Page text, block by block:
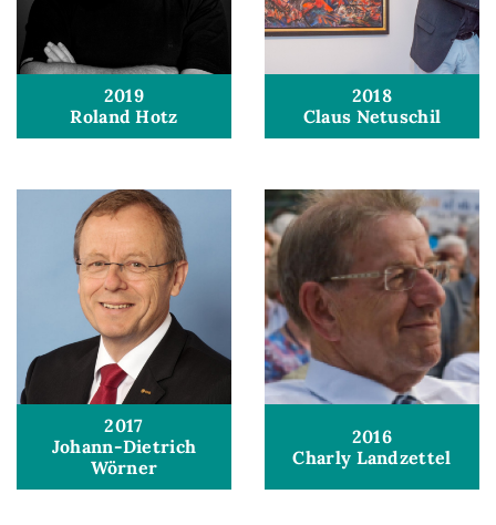
2019
Roland Hotz
2018
Claus Netuschil
2017
Johann-Dietrich
Wörner
2016
Charly Landzettel